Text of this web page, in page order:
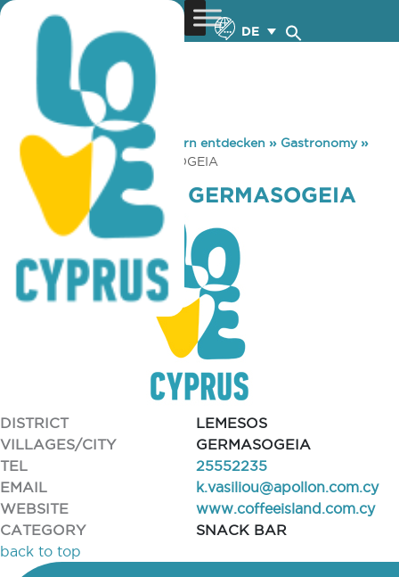
DE
You are here: Home »Zypern entdecken » Gastronomy»
COFFEE ISLAND GERMASOGEIA
COFFEE ISLAND GERMASOGEIA
DISTRICT
LEMESOS
VILLAGES/CITY
GERMASOGEIA
TEL
25552235
EMAIL
k.vasiliou@apollon.com.cy
WEBSITE
www.coffeeisland.com.cy
CATEGORY
SNACK BAR
back to top